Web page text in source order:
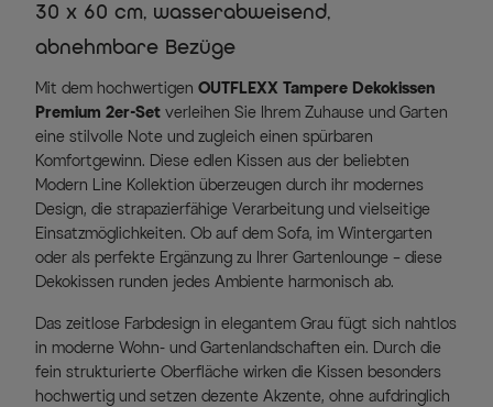
30 x 60 cm, wasserabweisend,
abnehmbare Bezüge
Mit dem hochwertigen OUTFLEXX Tampere Dekokissen
Premium 2er-Set verleihen Sie Ihrem Zuhause und Garten
eine stilvolle Note und zugleich einen spürbaren
Komfortgewinn. Diese edlen Kissen aus der beliebten
Modern Line Kollektion überzeugen durch ihr modernes
Design, die strapazierfähige Verarbeitung und vielseitige
Einsatzmöglichkeiten. Ob auf dem Sofa, im Wintergarten
oder als perfekte Ergänzung zu Ihrer Gartenlounge – diese
Dekokissen runden jedes Ambiente harmonisch ab.
Das zeitlose Farbdesign in elegantem Grau fügt sich nahtlos
in moderne Wohn- und Gartenlandschaften ein. Durch die
fein strukturierte Oberfläche wirken die Kissen besonders
hochwertig und setzen dezente Akzente, ohne aufdringlich